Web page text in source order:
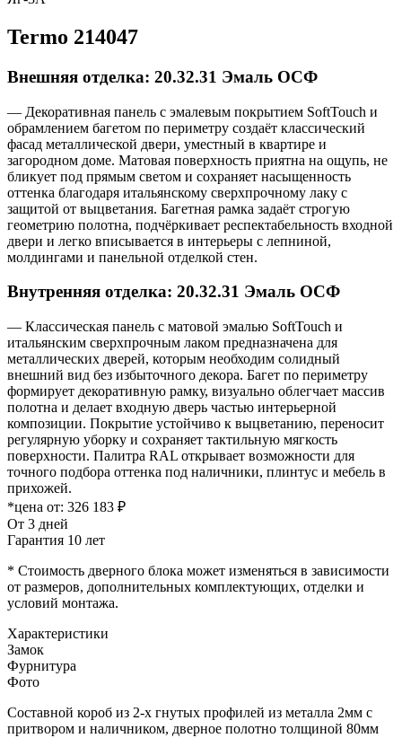
Termo 214047
Внешняя отделка: 20.32.31 Эмаль ОСФ
— Декоративная панель с эмалевым покрытием SoftTouch и
обрамлением багетом по периметру создаёт классический
фасад металлической двери, уместный в квартире и
загородном доме. Матовая поверхность приятна на ощупь, не
бликует под прямым светом и сохраняет насыщенность
оттенка благодаря итальянскому сверхпрочному лаку с
защитой от выцветания. Багетная рамка задаёт строгую
геометрию полотна, подчёркивает респектабельность входной
двери и легко вписывается в интерьеры с лепниной,
молдингами и панельной отделкой стен.
Внутренняя отделка: 20.32.31 Эмаль ОСФ
— Классическая панель с матовой эмалью SoftTouch и
итальянским сверхпрочным лаком предназначена для
металлических дверей, которым необходим солидный
внешний вид без избыточного декора. Багет по периметру
формирует декоративную рамку, визуально облегчает массив
полотна и делает входную дверь частью интерьерной
композиции. Покрытие устойчиво к выцветанию, переносит
регулярную уборку и сохраняет тактильную мягкость
поверхности. Палитра RAL открывает возможности для
точного подбора оттенка под наличники, плинтус и мебель в
прихожей.
*цена от: 326 183 ₽
От 3 дней
Гарантия 10 лет
* Стоимость дверного блока может изменяться в зависимости
от размеров, дополнительных комплектующих, отделки и
условий монтажа.
Характеристики
Замок
Фурнитура
Фото
Составной короб из 2-х гнутых профилей из металла 2мм с
притвором и наличником, дверное полотно толщиной 80мм